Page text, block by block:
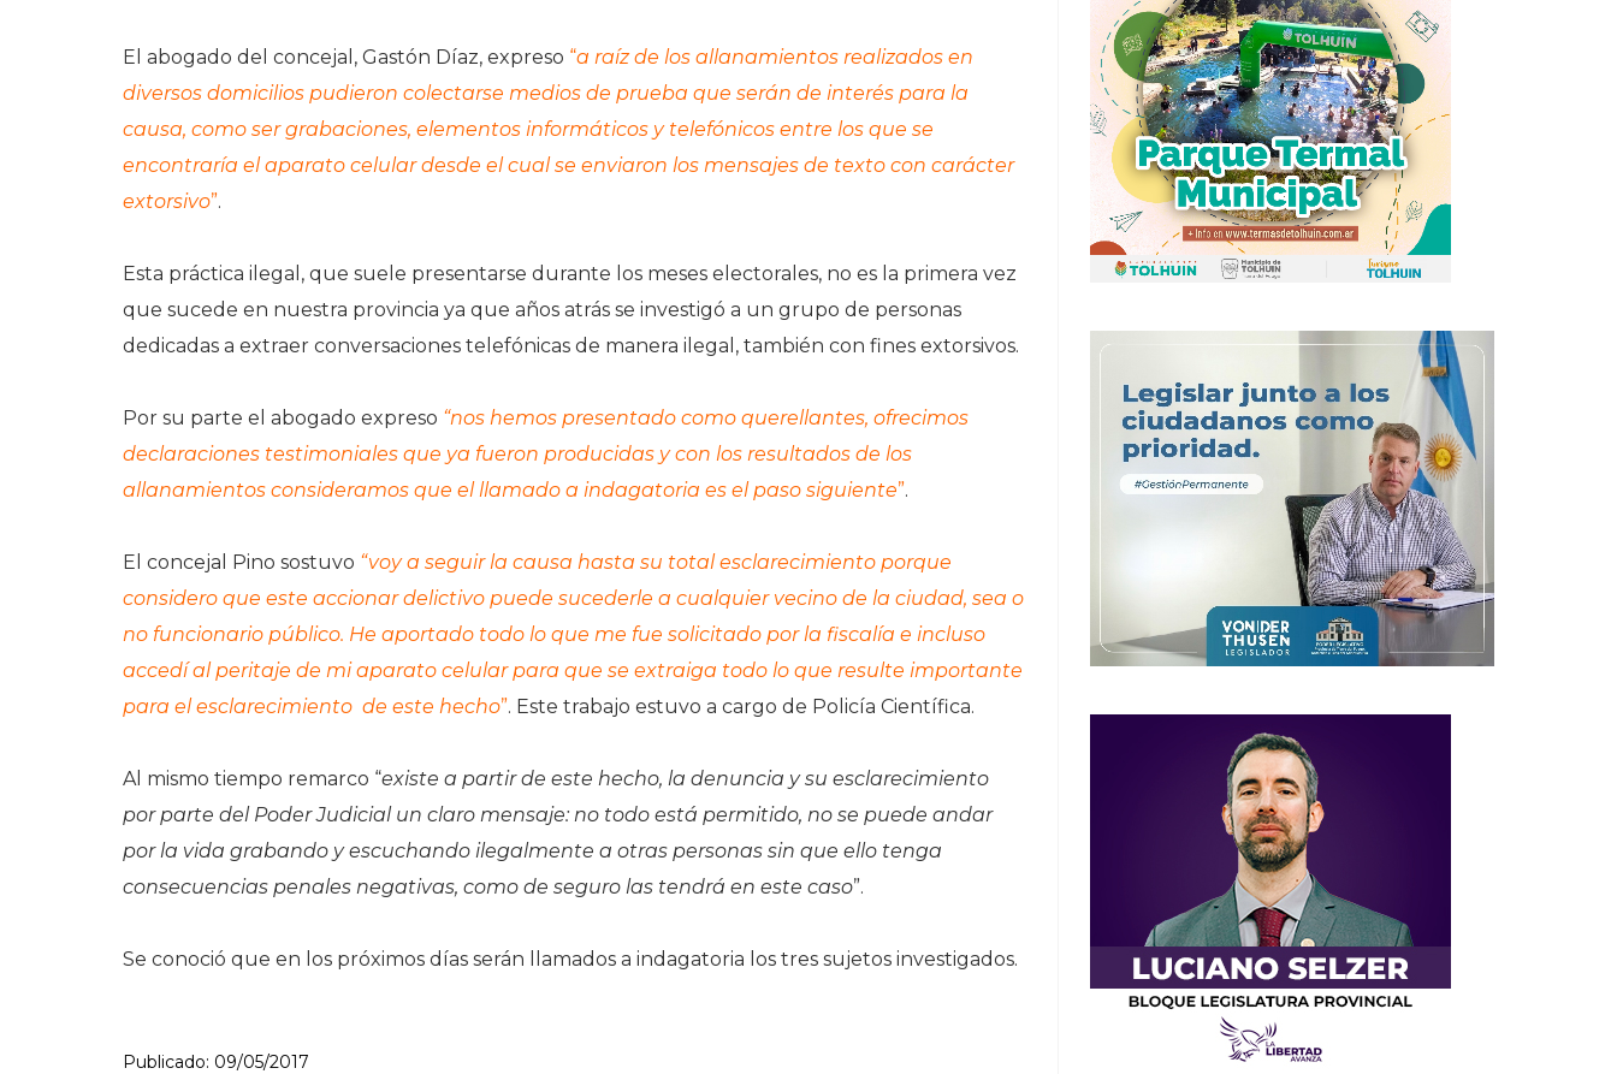
El abogado del concejal, Gastón Díaz, expreso “a raíz de los allanamientos realizados en
diversos domicilios pudieron colectarse medios de prueba que serán de interés para la
causa, como ser grabaciones, elementos informáticos y telefónicos entre los que se
encontraría el aparato celular desde el cual se enviaron los mensajes de texto con carácter
extorsivo”.
Esta práctica ilegal, que suele presentarse durante los meses electorales, no es la primera vez
que sucede en nuestra provincia ya que años atrás se investigó a un grupo de personas
dedicadas a extraer conversaciones telefónicas de manera ilegal, también con fines extorsivos.
Por su parte el abogado expreso “nos hemos presentado como querellantes, ofrecimos
declaraciones testimoniales que ya fueron producidas y con los resultados de los
allanamientos consideramos que el llamado a indagatoria es el paso siguiente”.
El concejal Pino sostuvo “voy a seguir la causa hasta su total esclarecimiento porque
considero que este accionar delictivo puede sucederle a cualquier vecino de la ciudad, sea o
no funcionario público. He aportado todo lo que me fue solicitado por la fiscalía e incluso
accedí al peritaje de mi aparato celular para que se extraiga todo lo que resulte importante
para el esclarecimiento de este hecho”. Este trabajo estuvo a cargo de Policía Científica.
Al mismo tiempo remarco “existe a partir de este hecho, la denuncia y su esclarecimiento
por parte del Poder Judicial un claro mensaje: no todo está permitido, no se puede andar
por la vida grabando y escuchando ilegalmente a otras personas sin que ello tenga
consecuencias penales negativas, como de seguro las tendrá en este caso”.
Se conoció que en los próximos días serán llamados a indagatoria los tres sujetos investigados.
Publicado: 09/05/2017